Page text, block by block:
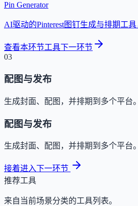
Pin Generator
AI驱动的Pinterest图钉生成与排期工
查看本环节工具下一环节
03
配图与发布
生成封面、配图，并排期到多个平台。
配图与发布
生成封面、配图，并排期到多个平台。
接着进入下一环节
推荐工具
来自当前场景分类的工具列表。